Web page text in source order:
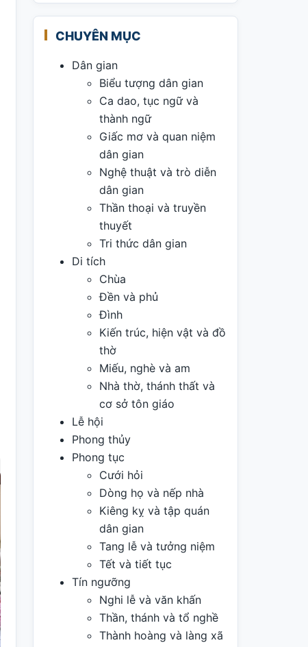
CHUYÊN MỤC
Dân gian
Biểu tượng dân gian
Ca dao, tục ngữ và
thành ngữ
Giấc mơ và quan niệm
dân gian
Nghệ thuật và trò diễn
dân gian
Thần thoại và truyền
thuyết
Tri thức dân gian
Di tích
Chùa
Đền và phủ
Đình
Kiến trúc, hiện vật và đồ
thờ
Miếu, nghè và am
Nhà thờ, thánh thất và
cơ sở tôn giáo
Lễ hội
Phong thủy
Phong tục
Cưới hỏi
Dòng họ và nếp nhà
Kiêng kỵ và tập quán
dân gian
Tang lễ và tưởng niệm
Tết và tiết tục
Tín ngưỡng
Nghi lễ và văn khấn
Thần, thánh và tổ nghề
Thành hoàng và làng xã